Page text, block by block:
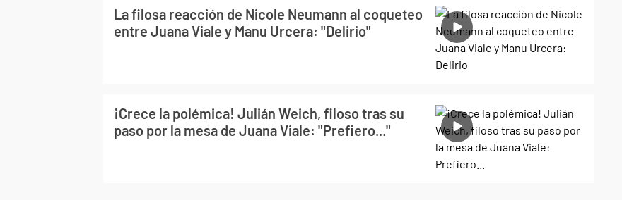
La filosa reacción de Nicole Neumann al coqueteo
entre Juana Viale y Manu Urcera: "Delirio"
¡Crece la polémica! Julián Weich, filoso tras su
paso por la mesa de Juana Viale: "Prefiero..."